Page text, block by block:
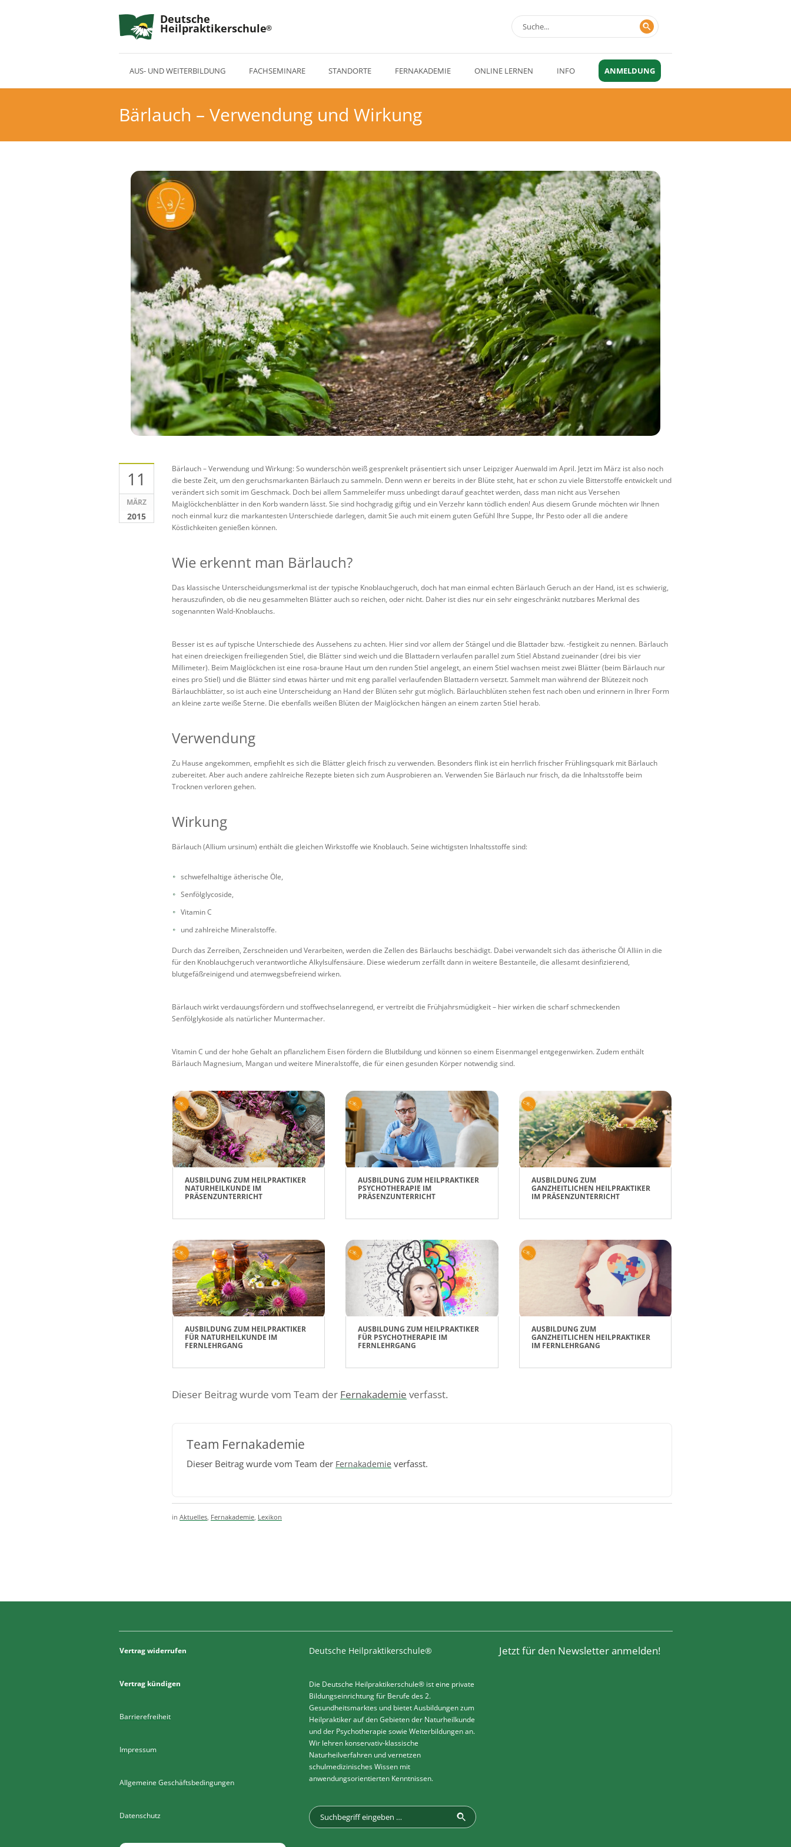
Deutsche
Heilpraktikerschule
AUS- UND WEITERBILDUNG FACHSEMINARE STANDORTE FERNAKADEMIE ONLINE LERNEN INFO ANMELDUNG
Bärlauch – Verwendung und Wirkung
11
MÄRZ
2015
Bärlauch – Verwendung und Wirkung: So wunderschön weiß gesprenkelt präsentiert sich unser Leipziger Auenwald im April. Jetzt im März ist also noch
die beste Zeit, um den geruchsmarkanten Bärlauch zu sammeln. Denn wenn er bereits in der Blüte steht, hat er schon zu viele Bitterstoffe entwickelt und
verändert sich somit im Geschmack. Doch bei allem Sammeleifer muss unbedingt darauf geachtet werden, dass man nicht aus Versehen
Maiglöckchenblätter in den Korb wandern lässt. Sie sind hochgradig giftig und ein Verzehr kann tödlich enden! Aus diesem Grunde möchten wir Ihnen
noch einmal kurz die markantesten Unterschiede darlegen, damit Sie auch mit einem guten Gefühl Ihre Suppe, Ihr Pesto oder all die andere
Köstlichkeiten genießen können.
Wie erkennt man Bärlauch?
Das klassische Unterscheidungsmerkmal ist der typische Knoblauchgeruch, doch hat man einmal echten Bärlauch Geruch an der Hand, ist es schwierig,
herauszufinden, ob die neu gesammelten Blätter auch so reichen, oder nicht. Daher ist dies nur ein sehr eingeschränkt nutzbares Merkmal des
sogenannten Wald-Knoblauchs.
Besser ist es auf typische Unterschiede des Aussehens zu achten. Hier sind vor allem der Stängel und die Blattader bzw. -festigkeit zu nennen. Bärlauch
hat einen dreieckigen freiliegenden Stiel, die Blätter sind weich und die Blattadern verlaufen parallel zum Stiel Abstand zueinander (drei bis vier
Millimeter). Beim Maiglöckchen ist eine rosa-braune Haut um den runden Stiel angelegt, an einem Stiel wachsen meist zwei Blätter (beim Bärlauch nur
eines pro Stiel) und die Blätter sind etwas härter und mit eng parallel verlaufenden Blattadern versetzt. Sammelt man während der Blütezeit noch
Bärlauchblätter, so ist auch eine Unterscheidung an Hand der Blüten sehr gut möglich. Bärlauchblüten stehen fest nach oben und erinnern in Ihrer Form
an kleine zarte weiße Sterne. Die ebenfalls weißen Blüten der Maiglöckchen hängen an einem zarten Stiel herab.
Verwendung
Zu Hause angekommen, empfiehlt es sich die Blätter gleich frisch zu verwenden. Besonders flink ist ein herrlich frischer Frühlingsquark mit Bärlauch
zubereitet. Aber auch andere zahlreiche Rezepte bieten sich zum Ausprobieren an. Verwenden Sie Bärlauch nur frisch, da die Inhaltsstoffe beim
Trocknen verloren gehen.
Wirkung
Bärlauch (Allium ursinum) enthält die gleichen Wirkstoffe wie Knoblauch. Seine wichtigsten Inhaltsstoffe sind:
schwefelhaltige ätherische Öle,
Senfölglycoside,
Vitamin C
und zahlreiche Mineralstoffe.
Durch das Zerreiben, Zerschneiden und Verarbeiten, werden die Zellen des Bärlauchs beschädigt. Dabei verwandelt sich das ätherische Öl Alliin in die
für den Knoblauchgeruch verantwortliche Alkylsulfensäure. Diese wiederum zerfällt dann in weitere Bestanteile, die allesamt desinfizierend,
blutgefäßreinigend und atemwegsbefreiend wirken.
Bärlauch wirkt verdauungsfördern und stoffwechselanregend, er vertreibt die Frühjahrsmüdigkeit – hier wirken die scharf schmeckenden
Senfölglykoside als natürlicher Muntermacher.
Vitamin C und der hohe Gehalt an pflanzlichem Eisen fördern die Blutbildung und können so einem Eisenmangel entgegenwirken. Zudem enthält
Bärlauch Magnesium, Mangan und weitere Mineralstoffe, die für einen gesunden Körper notwendig sind.
AUSBILDUNG ZUM HEILPRAKTIKER
NATURHEILKUNDE IM
PRÄSENZUNTERRICHT
AUSBILDUNG ZUM HEILPRAKTIKER
PSYCHOTHERAPIE IM
PRÄSENZUNTERRICHT
AUSBILDUNG ZUM
GANZHEITLICHEN HEILPRAKTIKER
IM PRÄSENZUNTERRICHT
AUSBILDUNG ZUM HEILPRAKTIKER
FÜR NATURHEILKUNDE IM
FERNLEHRGANG
AUSBILDUNG ZUM HEILPRAKTIKER
FÜR PSYCHOTHERAPIE IM
FERNLEHRGANG
AUSBILDUNG ZUM
GANZHEITLICHEN HEILPRAKTIKER
IM FERNLEHRGANG
Dieser Beitrag wurde vom Team der Fernakademie verfasst.
Team Fernakademie
Dieser Beitrag wurde vom Team der Fernakademie verfasst.
in Aktuelles Fernakademie Lexikon
Vertrag widerrufen
Vertrag kündigen
Barrierefreiheit
Impressum
Allgemeine Geschäftsbedingungen
Datenschutz
Deutsche Heilpraktikerschule®
Die Deutsche Heilpraktikerschule® ist eine private
Bildungseinrichtung für Berufe des 2.
Gesundheitsmarktes und bietet Ausbildungen zum
Heilpraktiker auf den Gebieten der Naturheilkunde
und der Psychotherapie sowie Weiterbildungen an.
Wir lehren konservativ-klassische
Naturheilverfahren und vernetzen
schulmedizinisches Wissen mit
anwendungsorientierten Kenntnissen.
Jetzt für den Newsletter anmelden!